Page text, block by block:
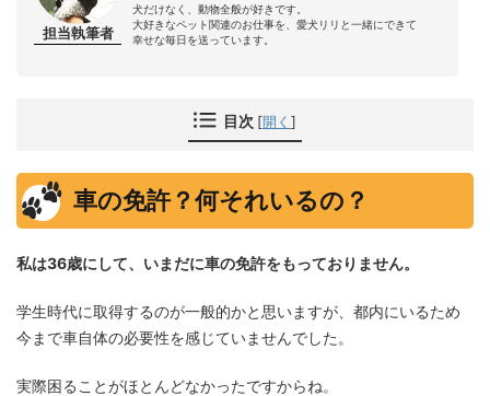
担当執筆者
犬だけなく、動物全般が好きです。
大好きなペット関連のお仕事を、愛犬リリと一緒にできて
幸せな毎日を送っています。
目次 [開く ]
車の免許？何それいるの？
私は36歳にして、いまだに車の免許をもっておりません。
学生時代に取得するのが一般的かと思いますが、都内にいるため
今まで車自体の必要性を感じていませんでした。
実際困ることがほとんどなかったですからね。